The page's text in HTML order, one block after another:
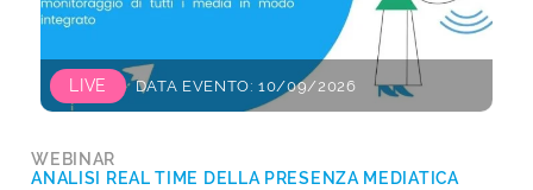
LIVE DATA EVENTO: 10/09/2026
WEBINAR
ANALISI REAL TIME DELLA PRESENZA MEDIATICA